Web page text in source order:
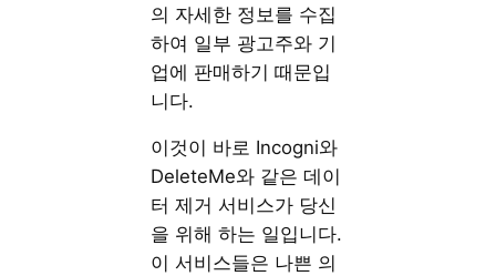
의 자세한 정보를 수집
하여 일부 광고주와 기
업에 판매하기 때문입
니다.
이것이 바로 Incogni와
DeleteMe와 같은 데이
터 제거 서비스가 당신
을 위해 하는 일입니다.
이 서비스들은 나쁜 의